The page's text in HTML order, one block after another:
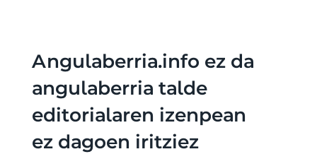
Angulaberria.info ez da
angulaberria talde
editorialaren izenpean
ez dagoen iritziez